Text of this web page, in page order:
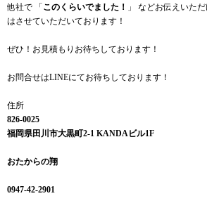
他社で 「 このくらいでました！
」 などお伝えいた
はさせていただいております！
ぜひ！お見積もりお待ちしております！
お問合せはLINEにてお待ちしております！
住所
826-0025
福岡県田川市大黒町2-1 KANDAビル1F
おたからの翔
0947-42-2901